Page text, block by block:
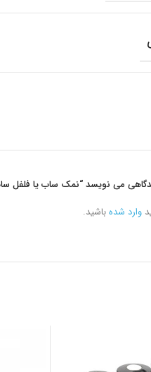
می نویسد “نمک ساب یا فلفل ساب
وارد شدهباشید.